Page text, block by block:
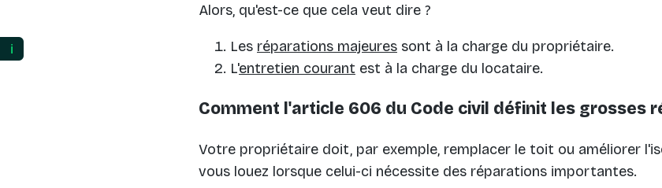
Alors, qu'est-ce que cela veut dire ?
Les réparations majeures sont à la charge du propriétaire.
L'entretien courant est à la charge du locataire.
Comment l'article 606 du Code civil définit les grosses
Votre propriétaire doit, par exemple, remplacer le toit ou améliorer
vous louez lorsque celui-ci nécessite des réparations importantes.
ℹ️